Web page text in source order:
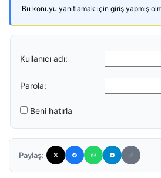
Bu konuyu yanıtlamak için giriş yapmış
Kullanıcı adı:
Parola:
Beni hatırla
Paylaş: